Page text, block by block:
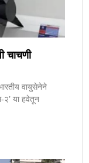
चाचणी
वायुसेनेने
या हवेतून